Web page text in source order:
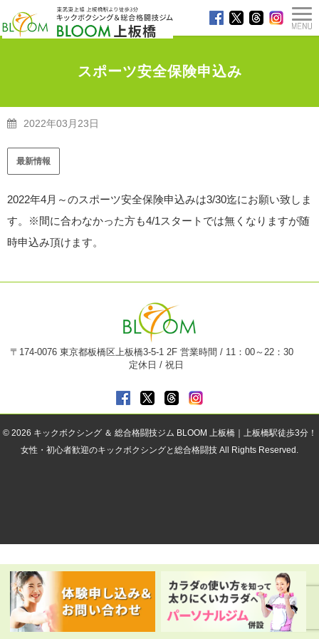
スポーツ安全保険申込み
TOP > 最新情報> スポーツ安全保険申込み
2022年03月23日
最新情報
2022年4月～のスポーツ安全保険申込みは3/30迄にお願い致しま
す。※間に合わなかった方も4/1スタートでは無くなりますが随
時申込み頂けます。
〒174-0076 東京都板橋区上板橋3-5-1 2F 営業時間 / 11：00～22：30
定休日 / 祝日
© 2026 キックボクシング ＆ 総合格闘技ジム BLOOM 上板橋｜上板橋駅徒歩3分！
女性・初心者歓迎のキックボクシングと総合格闘技 All Rights Reserved.